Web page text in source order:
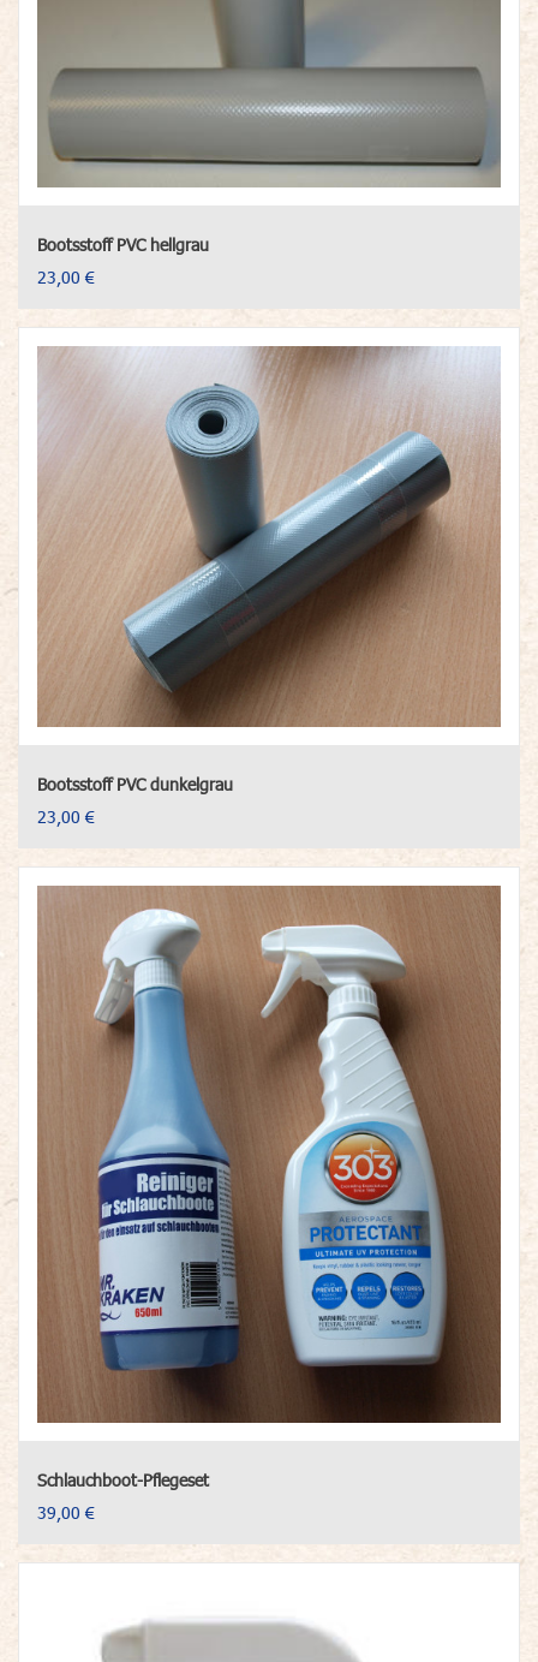
Bootsstoff PVC hellgrau
23,00 €
Bootsstoff PVC dunkelgrau
23,00 €
Schlauchboot-Pflegeset
39,00 €